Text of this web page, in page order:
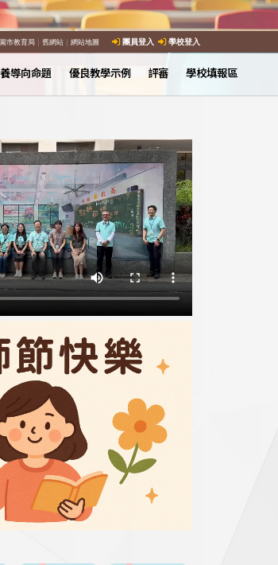
市教育局｜ 舊網站｜ 網站地圖 團員登入 學校登入
導向命題 優良教學示例 評審 學校填報區